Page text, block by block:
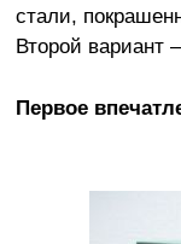
стали,
Второй вариант
Первое